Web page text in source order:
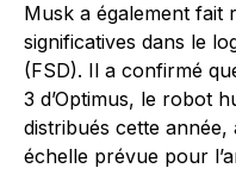
Musk a également fait
significatives dans le
(FSD). Il a confirmé
3 d’Optimus, le robot
distribués cette
échelle prévue pour